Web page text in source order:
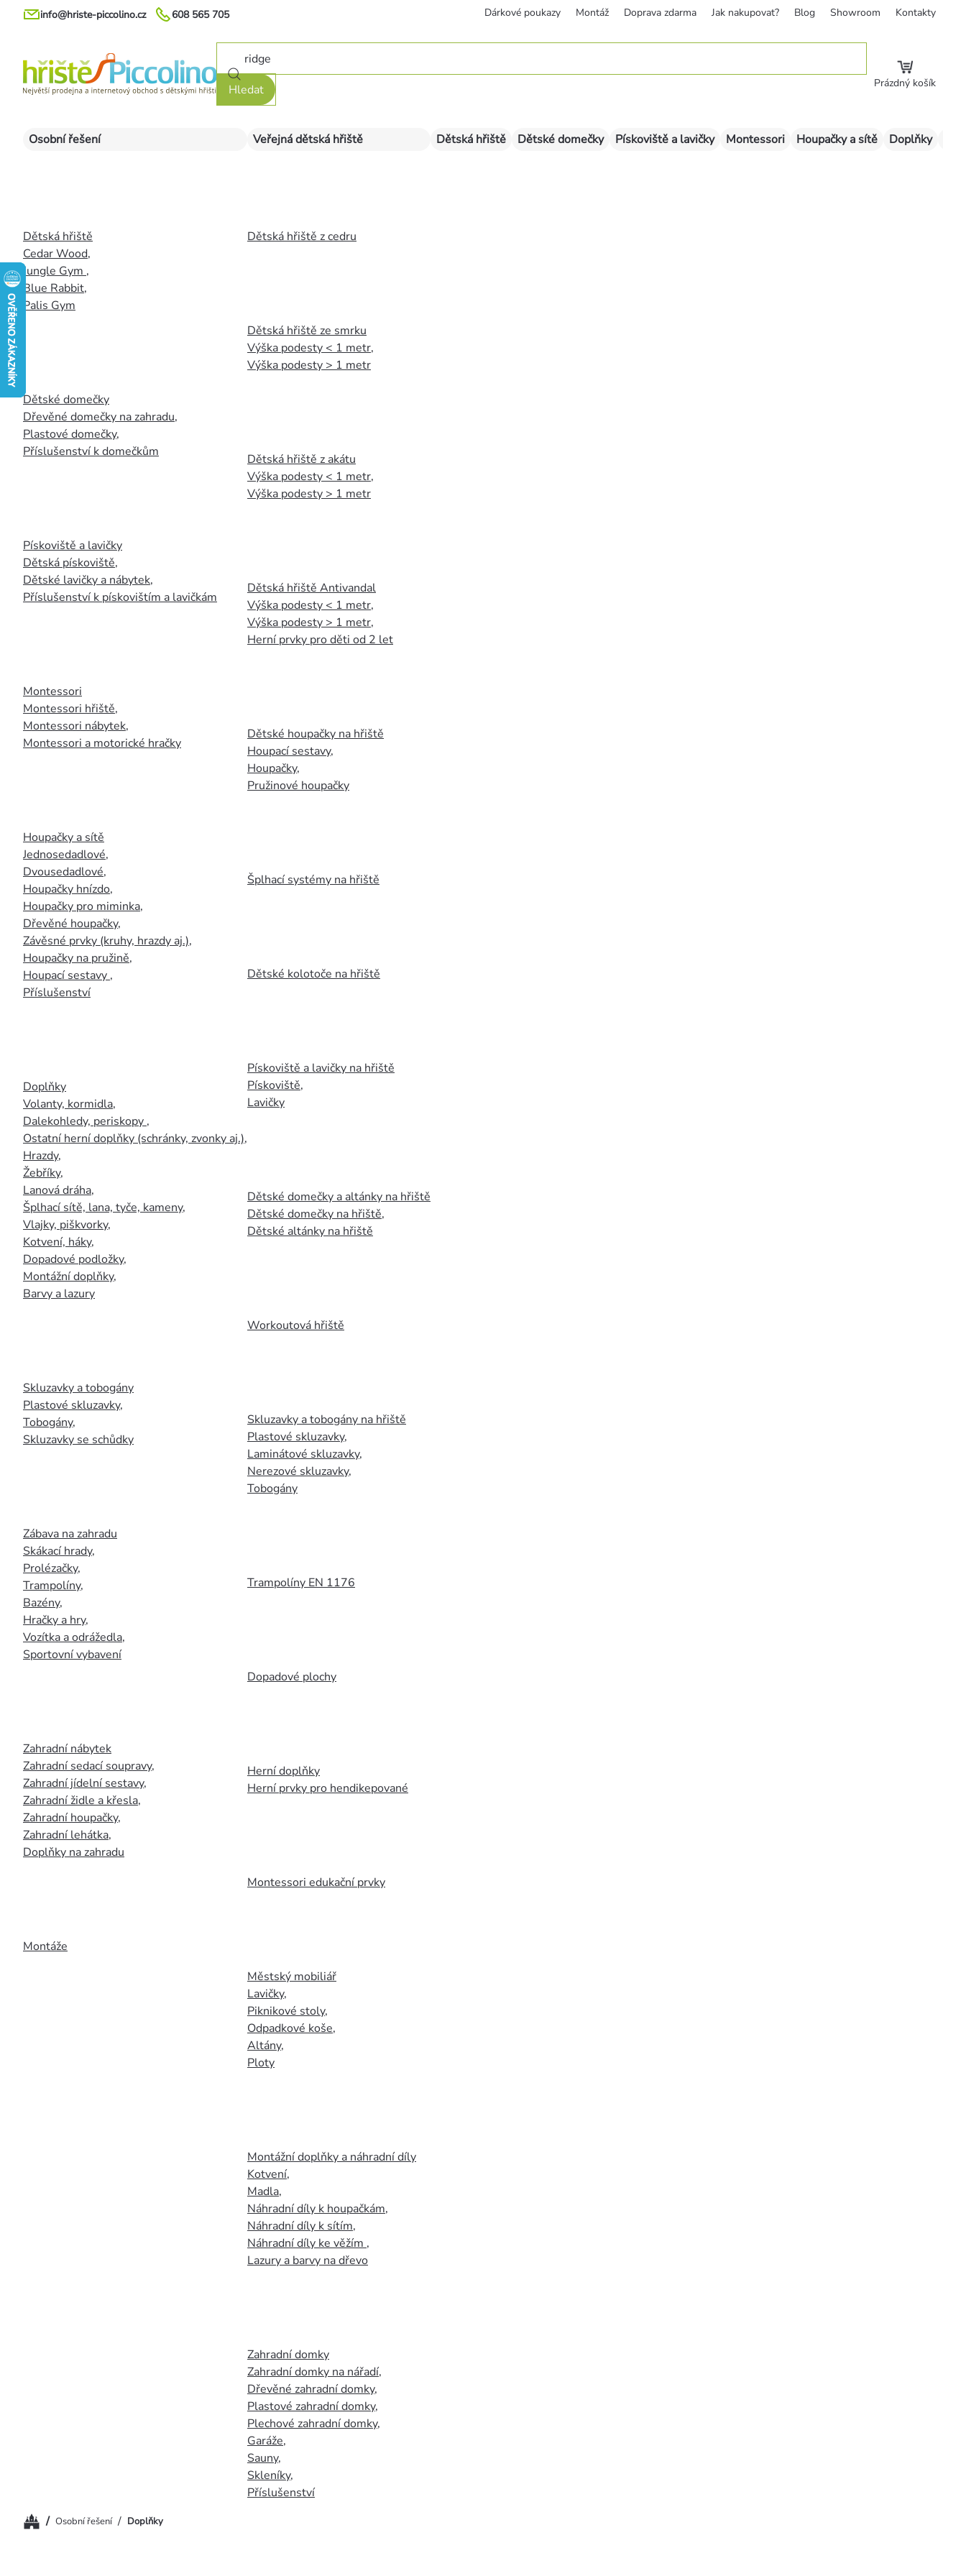
Přejít
608 565 705
info@hriste-piccolino.cz Dárkové poukazy Montáž Doprava zdarma Jak nakupovat? Blog Showroom Kontakty
Hledat Prázdný košík
Osobní řešení
Dětská hřiště
Cedar Wood,
Jungle Gym ,
Blue Rabbit,
Palis Gym
Dětské domečky
Dřevěné domečky na zahradu,
Plastové domečky,
Příslušenství k domečkům
Pískoviště a lavičky
Dětská pískoviště,
Dětské lavičky a nábytek,
Příslušenství k pískovištím a lavičkám
Montessori
Montessori hřiště,
Montessori nábytek,
Montessori a motorické hračky
Houpačky a sítě
Jednosedadlové,
Dvousedadlové,
Houpačky hnízdo,
Houpačky pro miminka,
Dřevěné houpačky,
Závěsné prvky (kruhy, hrazdy aj.),
Houpačky na pružině,
Houpací sestavy ,
Příslušenství
Doplňky
Volanty, kormidla,
Dalekohledy, periskopy ,
Ostatní herní doplňky (schránky, zvonky aj.),
Hrazdy,
Žebříky,
Lanová dráha,
Šplhací sítě, lana, tyče, kameny,
Vlajky, piškvorky,
Kotvení, háky,
Dopadové podložky,
Montážní doplňky,
Barvy a lazury
Skluzavky a tobogány
Plastové skluzavky,
Tobogány,
Skluzavky se schůdky
Zábava na zahradu
Skákací hrady,
Prolézačky,
Trampolíny,
Bazény,
Hračky a hry,
Vozítka a odrážedla,
Sportovní vybavení
Zahradní nábytek
Zahradní sedací soupravy,
Zahradní jídelní sestavy,
Zahradní židle a křesla,
Zahradní houpačky,
Zahradní lehátka,
Doplňky na zahradu
Montáže
Veřejná dětská hřiště
Dětská hřiště z cedru
Dětská hřiště ze smrku
Výška podesty < 1 metr,
Výška podesty > 1 metr
Dětská hřiště z akátu
Výška podesty < 1 metr,
Výška podesty > 1 metr
Dětská hřiště Antivandal
Výška podesty < 1 metr,
Výška podesty > 1 metr,
Herní prvky pro děti od 2 let
Dětské houpačky na hřiště
Houpací sestavy,
Houpačky,
Pružinové houpačky
Šplhací systémy na hřiště
Dětské kolotoče na hřiště
Pískoviště a lavičky na hřiště
Pískoviště,
Lavičky
Dětské domečky a altánky na hřiště
Dětské domečky na hřiště,
Dětské altánky na hřiště
Workoutová hřiště
Skluzavky a tobogány na hřiště
Plastové skluzavky,
Laminátové skluzavky,
Nerezové skluzavky,
Tobogány
Trampolíny EN 1176
Dopadové plochy
Herní doplňky
Herní prvky pro hendikepované
Montessori edukační prvky
Městský mobiliář
Lavičky,
Piknikové stoly,
Odpadkové koše,
Altány,
Ploty
Montážní doplňky a náhradní díly
Kotvení,
Madla,
Náhradní díly k houpačkám,
Náhradní díly k sítím,
Náhradní díly ke věžím ,
Lazury a barvy na dřevo
Zahradní domky
Zahradní domky na nářadí,
Dřevěné zahradní domky,
Plastové zahradní domky,
Plechové zahradní domky,
Garáže,
Sauny,
Skleníky,
Příslušenství
Dětská hřiště Dětské domečky Pískoviště a lavičky Montessori Houpačky a sítě Doplňky
Domů/ Osobní řešení / Doplňky